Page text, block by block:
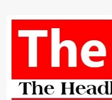
content